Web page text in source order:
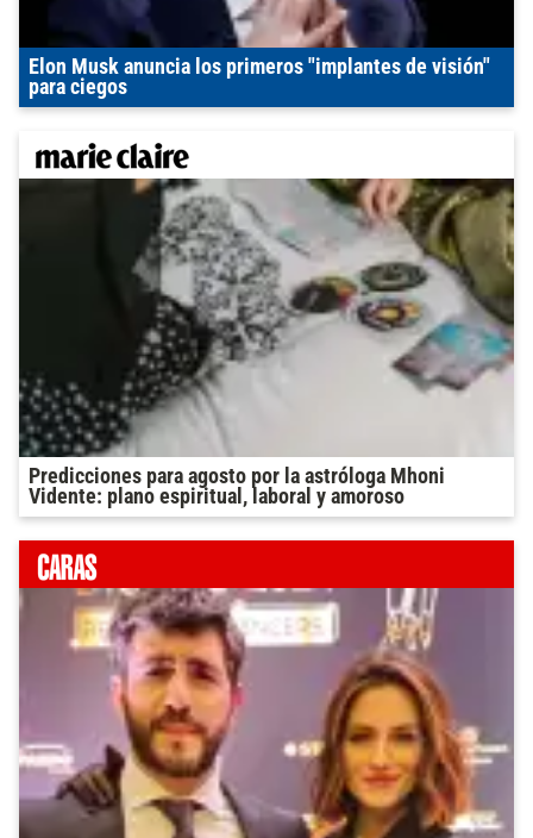
Elon Musk anuncia los primeros "implantes de visión"
para ciegos
Predicciones para agosto por la astróloga Mhoni
Vidente: plano espiritual, laboral y amoroso